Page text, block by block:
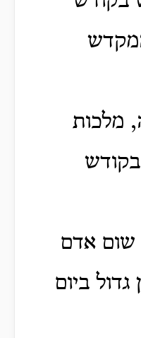
מלכות
שום אדם
ביום